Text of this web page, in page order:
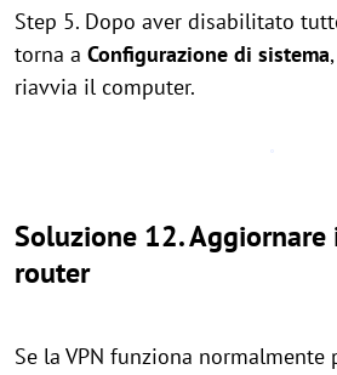
Step 5. Dopo aver disabilitato
torna a Configurazione di sistema
riavvia il computer.
Soluzione 12.
router
Se la VPN funziona